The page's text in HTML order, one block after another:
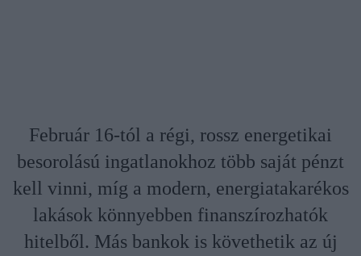
Február 16-tól a régi, rossz energetikai
besorolású ingatlanokhoz több saját pénzt
kell vinni, míg a modern, energiatakarékos
lakások könnyebben finanszírozhatók
hitelből. Más bankok is követhetik az új